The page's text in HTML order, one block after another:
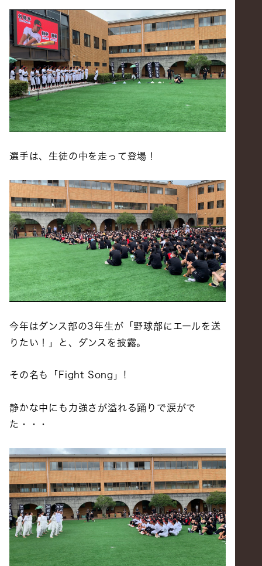
選手は、生徒の中を走って登場！
今年はダンス部の3年生が「野球部にエールを送
りたい！」と、ダンスを披露。
その名も「Fight Song」!
静かな中にも力強さが溢れる踊りで涙がで
た・・・